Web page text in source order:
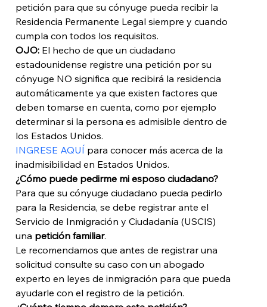
petición para que su cónyuge pueda recibir la
Residencia Permanente Legal siempre y cuando
cumpla con todos los requisitos.
OJO: El hecho de que un ciudadano
estadounidense registre una petición por su
cónyuge NO significa que recibirá la residencia
automáticamente ya que existen factores que
deben tomarse en cuenta, como por ejemplo
determinar si la persona es admisible dentro de
los Estados Unidos.
INGRESE AQUÍ para conocer más acerca de la
inadmisibilidad en Estados Unidos.
¿Cómo puede pedirme mi esposo ciudadano?
Para que su cónyuge ciudadano pueda pedirlo
para la Residencia, se debe registrar ante el
Servicio de Inmigración y Ciudadanía (USCIS)
una petición familiar.
Le recomendamos que antes de registrar una
solicitud consulte su caso con un abogado
experto en leyes de inmigración para que pueda
ayudarle con el registro de la petición.